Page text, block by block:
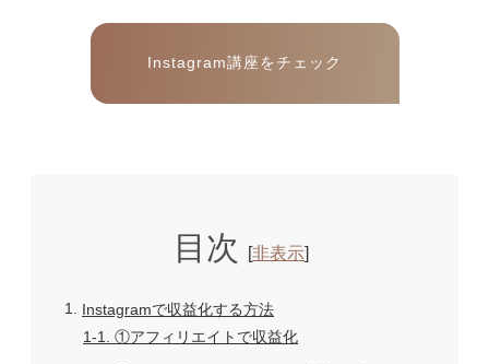
Instagram講座をチェック
目次 [非表示]
1
Instagramで収益化する方法
1-1
①アフィリエイトで収益化